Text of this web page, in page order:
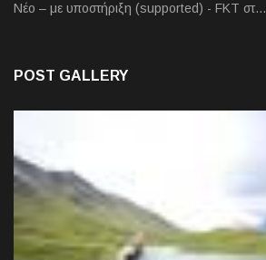
Νέο – με υποστήριξη (supported) - FKT στ…
POST GALLERY